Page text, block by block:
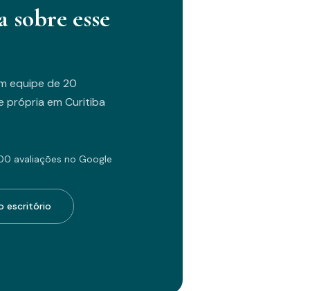
esse
equipe de 20
própria em Curitiba
avaliações no Google
escritório